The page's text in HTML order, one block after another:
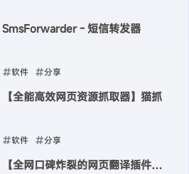
SmsForwarder - 短信转发器
软件 分享
2024-05-21
【全能高效网页资源抓取器】猫抓
软件 分享
2024-05-15
【全网口碑炸裂的网页翻译插件】